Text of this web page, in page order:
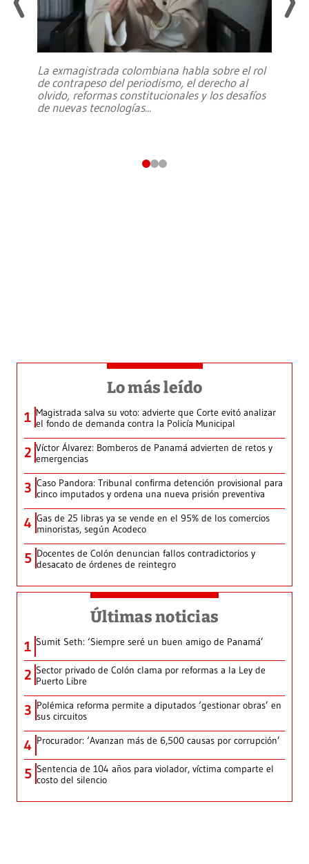
La exmagistrada colombiana habla sobre el rol
de contrapeso del periodismo, el derecho al
olvido, reformas constitucionales y los desafíos
de nuevas tecnologías...
Lo más leído
1 Magistrada salva su voto: advierte que Corte evitó analizar
el fondo de demanda contra la Policía Municipal
2 Víctor Álvarez: Bomberos de Panamá advierten de retos y
emergencias
3 Caso Pandora: Tribunal confirma detención provisional para
cinco imputados y ordena una nueva prisión preventiva
4 Gas de 25 libras ya se vende en el 95% de los comercios
minoristas, según Acodeco
5 Docentes de Colón denuncian fallos contradictorios y
desacato de órdenes de reintegro
Últimas noticias
1 Sumit Seth: ‘Siempre seré un buen amigo de Panamá’
2 Sector privado de Colón clama por reformas a la Ley de
Puerto Libre
3 Polémica reforma permite a diputados ‘gestionar obras’ en
sus circuitos
4 Procurador: ‘Avanzan más de 6,500 causas por corrupción’
5 Sentencia de 104 años para violador, víctima comparte el
costo del silencio